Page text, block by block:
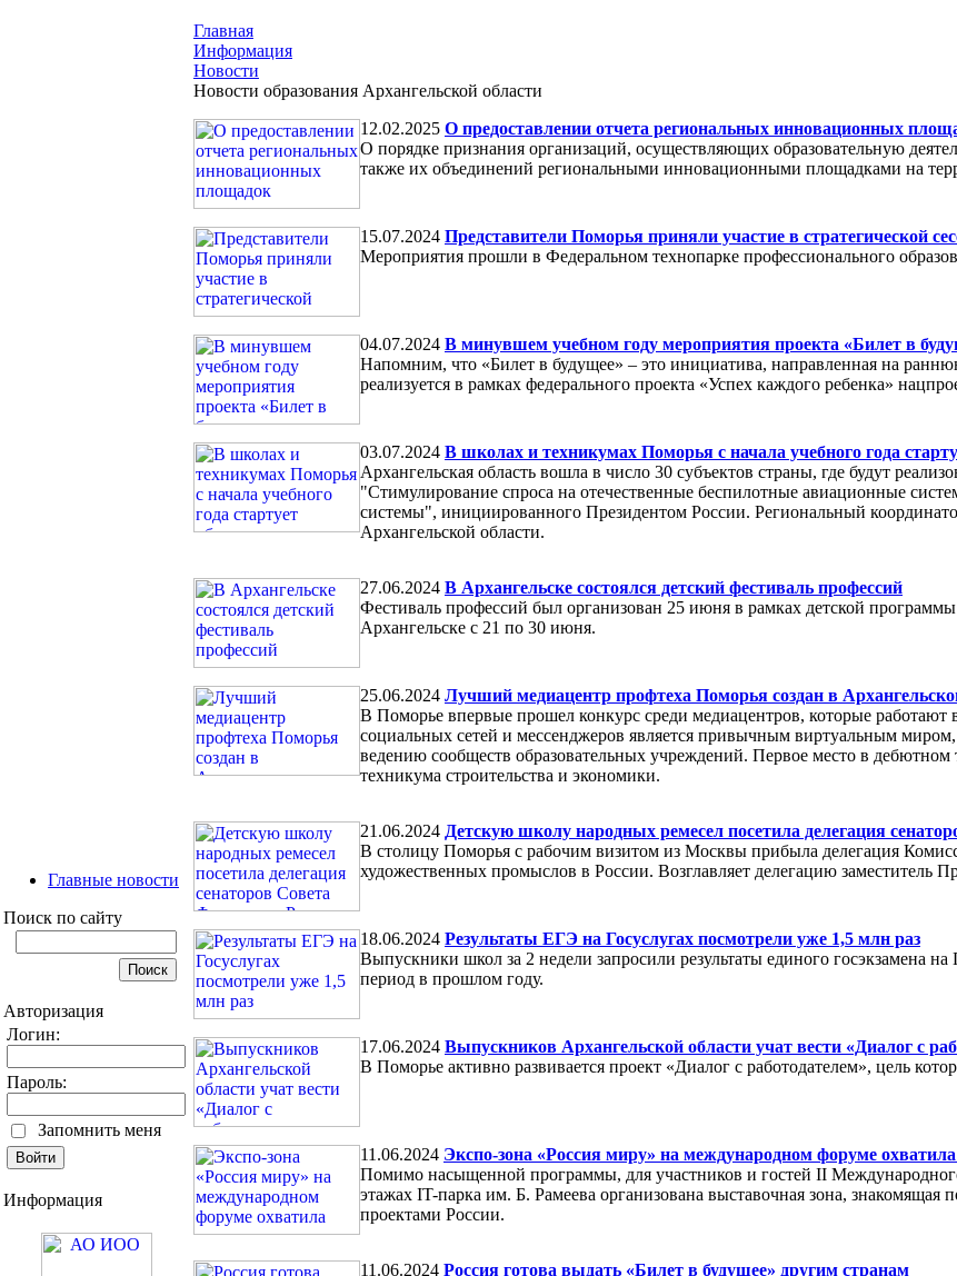
Главные новости
Поиск по сайту
Авторизация
Логин:
Пароль:
Запомнить меня
Информация
Главная
Информация
Новости
Новости образования Архангельской области
12.02.2025 О предоставлении отчета региональных инновационных
О порядке признания организаций, осуществляющих образовательную
также их объединений региональными инновационными площадками на
15.07.2024 Представители Поморья приняли участие в стратегической
Мероприятия прошли в Федеральном технопарке профессионального
04.07.2024 В минувшем учебном году мероприятия проекта «Билет в
Напомним, что «Билет в будущее» – это инициатива, направленная на
реализуется в рамках федерального проекта «Успех каждого ребенка»
03.07.2024 В школах и техникумах Поморья с начала учебного года
Архангельская область вошла в число 30 субъектов страны, где будут
"Стимулирование спроса на отечественные беспилотные авиационные
системы", инициированного Президентом России. Региональный
Архангельской области.
27.06.2024 В Архангельске состоялся детский фестиваль профессий
Фестиваль профессий был организован 25 июня в рамках детской
Архангельске с 21 по 30 июня.
25.06.2024 Лучший медиацентр профтеха Поморья создан в
В Поморье впервые прошел конкурс среди медиацентров, которые работают
социальных сетей и мессенджеров является привычным виртуальным
ведению сообществ образовательных учреждений. Первое место в дебютном
техникума строительства и экономики.
21.06.2024 Детскую школу народных ремесел посетила делегация
В столицу Поморья с рабочим визитом из Москвы прибыла делегация
художественных промыслов в России. Возглавляет делегацию заместитель
18.06.2024 Результаты ЕГЭ на Госуслугах посмотрели уже 1,5 млн раз
Выпускники школ за 2 недели запросили результаты единого госэкзамена
период в прошлом году.
17.06.2024 Выпускников Архангельской области учат вести «Диалог с
В Поморье активно развивается проект «Диалог с работодателем», цель
11.06.2024 Экспо-зона «Россия миру» на международном форуме
Помимо насыщенной программы, для участников и гостей II
этажах IT-парка им. Б. Рамеева организована выставочная зона,
проектами России.
11.06.2024 Россия готова выдать «Билет в будущее» другим странам